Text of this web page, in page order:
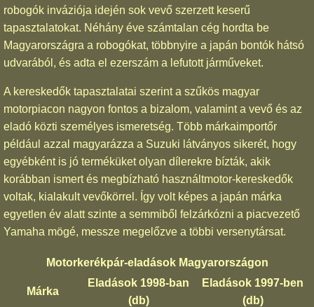
robogók inváziója idején sok vevő szerzett keserű
tapasztalatokat. Néhány éve számtalan cég hordta be
Magyarországra a robogókat, többnyire a japán bontók hátsó
udvarából, és adta el ezerszám a lefutott járműveket.
A kereskedők tapasztalatai szerint a szűkös magyar
motorpiacon nagyon fontos a bizalom, valamint a vevő és az
eladó közti személyes ismeretség. Több márkaimportőr
például azzal magyarázza a Suzuki látványos sikerét, hogy
egyébként is jó terméküket olyan dílerekre bízták, akik
korábban ismert és megbízható használtmotor-kereskedők
voltak, kialakult vevőkörrel. Így volt képes a japán márka
egyetlen év alatt szinte a semmiből felzárkózni a piacvezető
Yamaha mögé, messze megelőzve a többi versenytársat.
Motorkerékpár-eladások Magyarországon
Márka
Eladások 1998-ban
(db)
Eladások 1997-ben
(db)